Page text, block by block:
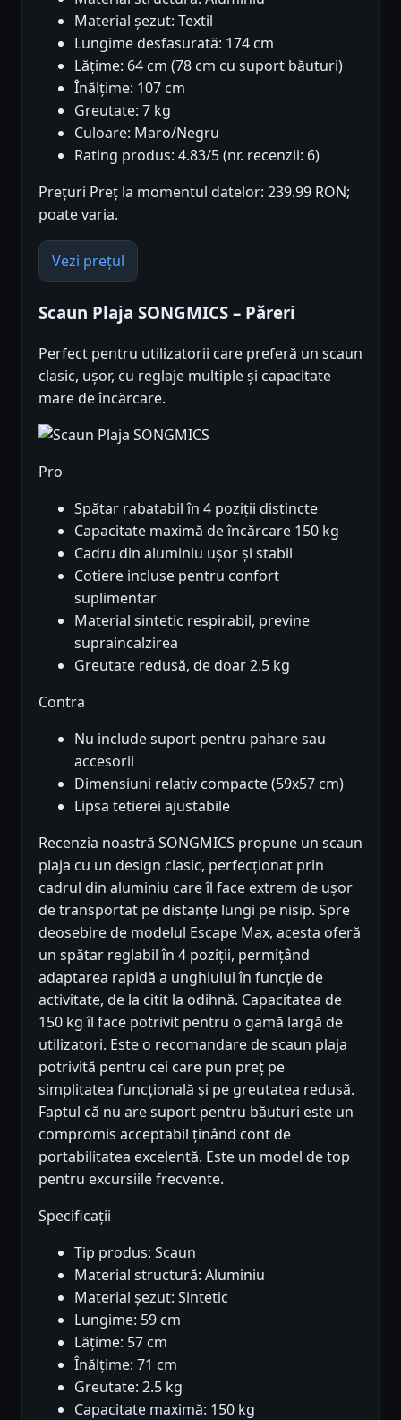
Material șezut: Textil
Lungime desfasurată: 174 cm
Lățime: 64 cm (78 cm cu suport băuturi)
Înălțime: 107 cm
Greutate: 7 kg
Culoare: Maro/Negru
Rating produs: 4.83/5 (nr. recenzii: 6)
Prețuri Preț la momentul datelor: 239.99 RON;
poate varia.
Vezi prețul
Scaun Plaja SONGMICS – Păreri
Perfect pentru utilizatorii care preferă un scaun
clasic, ușor, cu reglaje multiple și capacitate
mare de încărcare.
Pro
Spătar rabatabil în 4 poziții distincte
Capacitate maximă de încărcare 150 kg
Cadru din aluminiu ușor și stabil
Cotiere incluse pentru confort
suplimentar
Material sintetic respirabil, previne
supraincalzirea
Greutate redusă, de doar 2.5 kg
Contra
Nu include suport pentru pahare sau
accesorii
Dimensiuni relativ compacte (59x57 cm)
Lipsa tetierei ajustabile
Recenzia noastră SONGMICS propune un scaun
plaja cu un design clasic, perfecționat prin
cadrul din aluminiu care îl face extrem de ușor
de transportat pe distanțe lungi pe nisip. Spre
deosebire de modelul Escape Max, acesta oferă
un spătar reglabil în 4 poziții, permițând
adaptarea rapidă a unghiului în funcție de
activitate, de la citit la odihnă. Capacitatea de
150 kg îl face potrivit pentru o gamă largă de
utilizatori. Este o recomandare de scaun plaja
potrivită pentru cei care pun preț pe
simplitatea funcțională și pe greutatea redusă.
Faptul că nu are suport pentru băuturi este un
compromis acceptabil ținând cont de
portabilitatea excelentă. Este un model de top
pentru excursiile frecvente.
Specificații
Tip produs: Scaun
Material structură: Aluminiu
Material șezut: Sintetic
Lungime: 59 cm
Lățime: 57 cm
Înălțime: 71 cm
Greutate: 2.5 kg
Capacitate maximă: 150 kg